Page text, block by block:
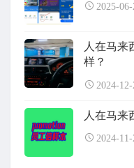
2025-06-
人在马来
样？
2024-12-
人在马来
2024-11-